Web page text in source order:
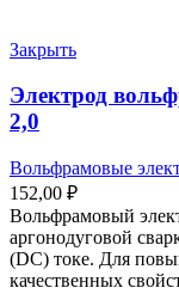
Закрыть
Электрод
2,0
Вольфрамовые
152,00 ₽
Вольфрамовый
аргонодуговой
(DC) токе. Для
качественных